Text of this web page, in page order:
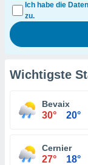
Ich habe die
zu.
Wichtigste
Bevaix
30° 20°
Cernier
27° 18°